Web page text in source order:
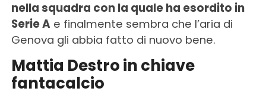
nella squadra con la quale ha esordito in
Serie A e finalmente sembra che l’aria di
Genova gli abbia fatto di nuovo bene.
Mattia Destro in chiave
fantacalcio